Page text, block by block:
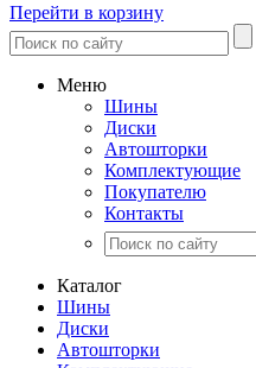
Перейти в корзину
Меню
Шины
Диски
Автошторки
Комплектующие
Покупателю
Контакты
Каталог
Шины
Диски
Автошторки